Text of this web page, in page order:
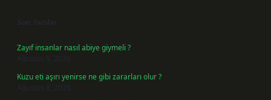
Son Yazılar
Zayıf insanlar nasıl abiye giymeli ?
Ağustos 9, 2026
Kuzu eti aşırı yenirse ne gibi zararları olur ?
Ağustos 8, 2026